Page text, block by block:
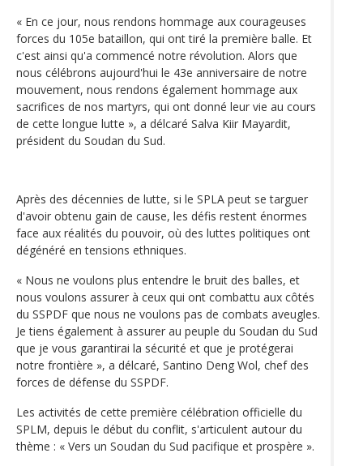
« En ce jour, nous rendons hommage aux courageuses
forces du 105e bataillon, qui ont tiré la première balle. Et
c'est ainsi qu'a commencé notre révolution. Alors que
nous célébrons aujourd'hui le 43e anniversaire de notre
mouvement, nous rendons également hommage aux
sacrifices de nos martyrs, qui ont donné leur vie au cours
de cette longue lutte », a délcaré Salva Kiir Mayardit,
président du Soudan du Sud.
Après des décennies de lutte, si le SPLA peut se targuer
d'avoir obtenu gain de cause, les défis restent énormes
face aux réalités du pouvoir, où des luttes politiques ont
dégénéré en tensions ethniques.
« Nous ne voulons plus entendre le bruit des balles, et
nous voulons assurer à ceux qui ont combattu aux côtés
du SSPDF que nous ne voulons pas de combats aveugles.
Je tiens également à assurer au peuple du Soudan du Sud
que je vous garantirai la sécurité et que je protégerai
notre frontière », a délcaré, Santino Deng Wol, chef des
forces de défense du SSPDF.
Les activités de cette première célébration officielle du
SPLM, depuis le début du conflit, s'articulent autour du
thème : « Vers un Soudan du Sud pacifique et prospère ».